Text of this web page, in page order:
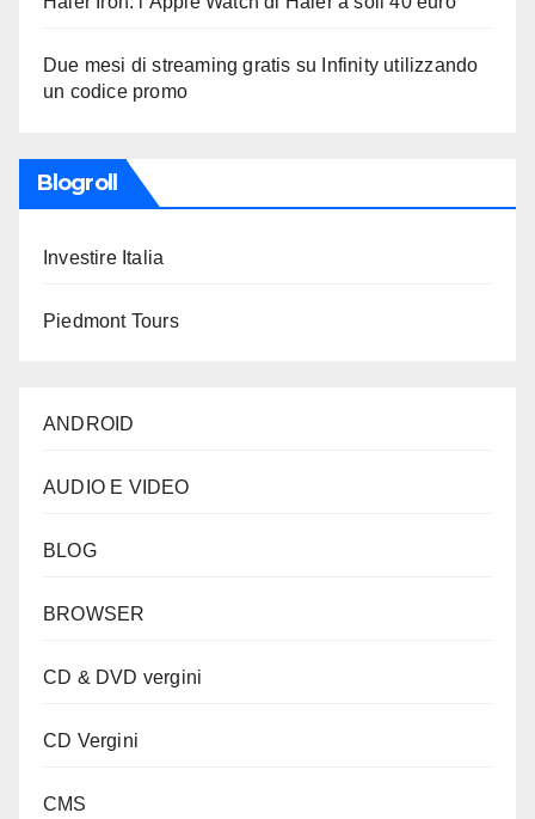
Due mesi di streaming gratis su Infinity utilizzando
un codice promo
Blogroll
Investire Italia
Piedmont Tours
ANDROID
AUDIO E VIDEO
BLOG
BROWSER
CD & DVD vergini
CD Vergini
CMS